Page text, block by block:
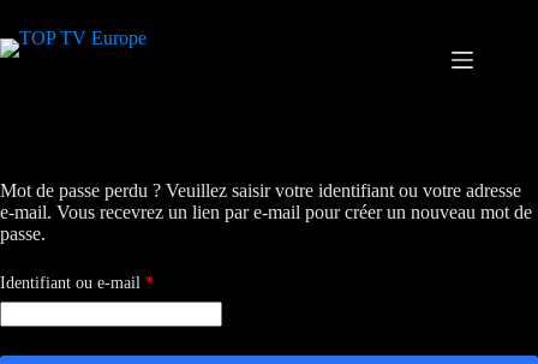
contenu
Mot de passe perdu ? Veuillez saisir votre identifiant ou votre adresse
e-mail. Vous recevrez un lien par e-mail pour créer un nouveau mot de
passe.
Identifiant ou e-mail *Obligatoire